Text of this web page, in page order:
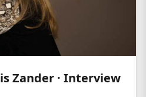
Zander · Interview